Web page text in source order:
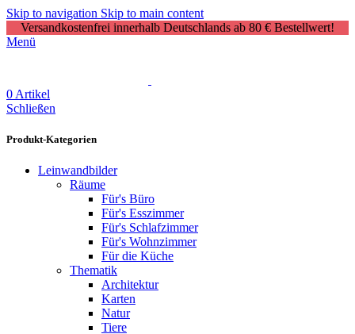
Skip to navigation Skip to main content
Versandkostenfrei innerhalb Deutschlands ab 80 € Bestellwert!
Menü
0 Artikel
Schließen
Produkt-Kategorien
Leinwandbilder
Räume
Für's Büro
Für's Esszimmer
Für's Schlafzimmer
Für's Wohnzimmer
Für die Küche
Thematik
Architektur
Karten
Natur
Tiere